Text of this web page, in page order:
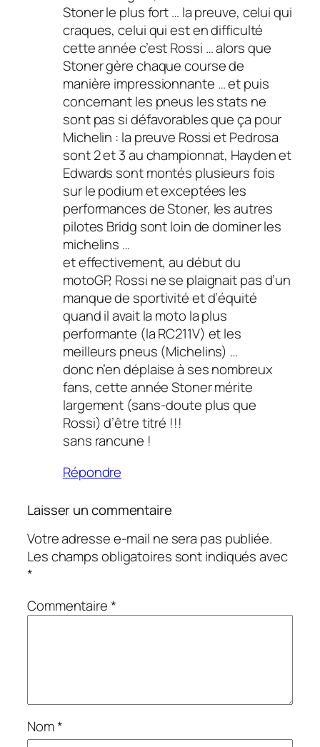
Stoner le plus fort … la preuve, celui qui
craques, celui qui est en difficulté
cette année c’est Rossi … alors que
Stoner gère chaque course de
manière impressionnante … et puis
concernant les pneus les stats ne
sont pas si défavorables que ça pour
Michelin : la preuve Rossi et Pedrosa
sont 2 et 3 au championnat, Hayden et
Edwards sont montés plusieurs fois
sur le podium et exceptées les
performances de Stoner, les autres
pilotes Bridg sont loin de dominer les
michelins …
et effectivement, au début du
motoGP, Rossi ne se plaignait pas d’un
manque de sportivité et d’équité
quand il avait la moto la plus
performante (la RC211V) et les
meilleurs pneus (Michelins) …
donc n’en déplaise à ses nombreux
fans, cette année Stoner mérite
largement (sans-doute plus que
Rossi) d’être titré !!!
sans rancune !
Répondre
Laisser un commentaire
Votre adresse e-mail ne sera pas publiée.
Les champs obligatoires sont indiqués avec
*
Commentaire*
Nom*